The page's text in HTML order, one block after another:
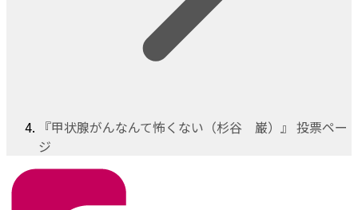
『甲状腺がんなんて怖くない（杉谷 巌）』 投票ペー
ジ